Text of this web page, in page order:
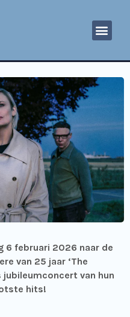
6 februari 2026 naar de
van 25 jaar ‘The
jubileumconcert van hun
hits!